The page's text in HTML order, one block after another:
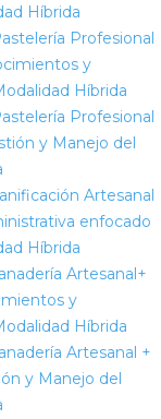
Híbrida
Profesional
y
Híbrida
Profesional
y Manejo del
Artesanal
enfocado
Híbrida
Artesanal+
y
Híbrida
Artesanal +
y Manejo del